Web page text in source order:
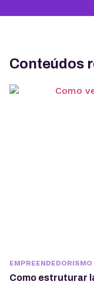
Conteúdos
EMPREENDEDORISMO
Como estruturar